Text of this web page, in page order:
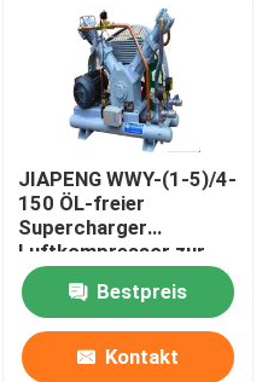
JIAPENG WWY-(1-5)/4-
150 ÖL-freier
Supercharger
Luftkompressor zur
Sauerstofffüllung
Bestpreis
Kontakt